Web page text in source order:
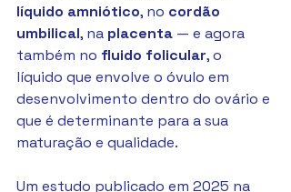
líquido amniótico, no cordão
umbilical, na placenta — e agora
também no fluido folicular, o
líquido que envolve o óvulo em
desenvolvimento dentro do ovário e
que é determinante para a sua
maturação e qualidade.
Um estudo publicado em 2025 na